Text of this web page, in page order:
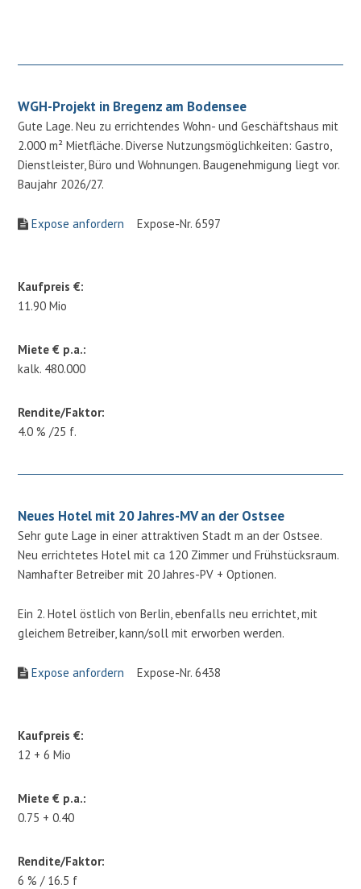
WGH-Projekt in Bregenz am Bodensee
Gute Lage. Neu zu errichtendes Wohn- und Geschäftshaus mit
2.000 m² Mietfläche. Diverse Nutzungsmöglichkeiten: Gastro,
Dienstleister, Büro und Wohnungen. Baugenehmigung liegt vor.
Baujahr 2026/27.
Expose anfordern Expose-Nr. 6597
Kaufpreis €:
11.90 Mio
Miete € p.a.:
kalk. 480.000
Rendite/Faktor:
4.0 % /25 f.
Neues Hotel mit 20 Jahres-MV an der Ostsee
Sehr gute Lage in einer attraktiven Stadt m an der Ostsee.
Neu errichtetes Hotel mit ca 120 Zimmer und Frühstücksraum.
Namhafter Betreiber mit 20 Jahres-PV + Optionen.
Ein 2. Hotel östlich von Berlin, ebenfalls neu errichtet, mit
gleichem Betreiber, kann/soll mit erworben werden.
Expose anfordern Expose-Nr. 6438
Kaufpreis €:
12 + 6 Mio
Miete € p.a.:
0.75 + 0.40
Rendite/Faktor:
6 % / 16.5 f